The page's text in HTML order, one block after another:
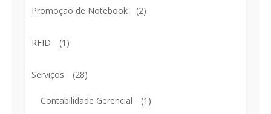
Promoção de Notebook (2)
RFID (1)
Serviços (28)
Contabilidade Gerencial (1)